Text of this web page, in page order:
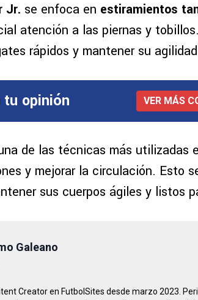
Jr. se enfoca en estiramientos
atención a las piernas y
rápidos y mantener su
tu opinión VER MÁS
de las técnicas más utilizadas
y mejorar la circulación. Esto
sus cuerpos ágiles y listos
Galeano
Creator en FutbolSites desde marzo 2023.